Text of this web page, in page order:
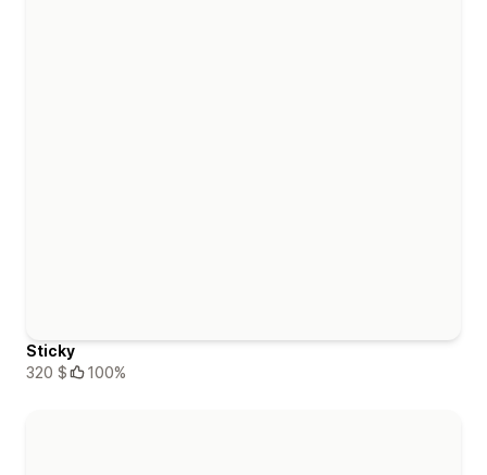
Sticky
320 $
100%